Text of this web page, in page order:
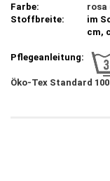
Farbe:
rosa
Stoffbreite:
im
cm,
Pflegeanleitung:
Öko-Tex Standard 100